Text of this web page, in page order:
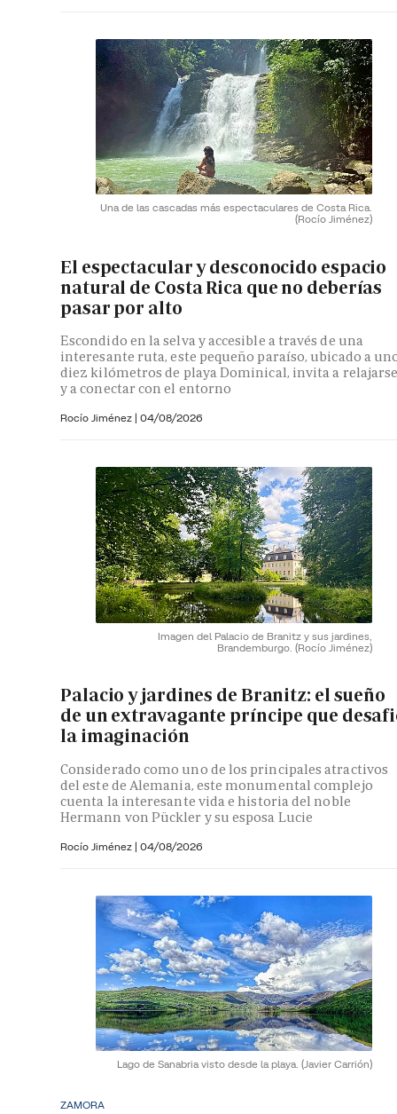
Una de las cascadas más espectaculares de Costa Rica.
(Rocío Jiménez)
El espectacular y desconocido espacio
natural de Costa Rica que no deberías
pasar por alto
Escondido en la selva y accesible a través de una
interesante ruta, este pequeño paraíso, ubicado a
diez kilómetros de playa Dominical, invita a
y a conectar con el entorno
Rocío Jiménez | 04/08/2026
Imagen del Palacio de Branitz y sus jardines,
Brandemburgo. (Rocío Jiménez)
Palacio y jardines de Branitz: el sueño
de un extravagante príncipe que
la imaginación
Considerado como uno de los principales atractivos
del este de Alemania, este monumental complejo
cuenta la interesante vida e historia del noble
Hermann von Pückler y su esposa Lucie
Rocío Jiménez | 04/08/2026
Lago de Sanabria visto desde la playa. (Javier Carrión)
ZAMORA